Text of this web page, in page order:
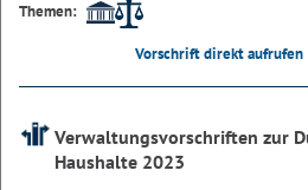
Themen:
Vorschrift direkt aufrufen
Verwaltungsvorschriften zur
Haushalte 2023